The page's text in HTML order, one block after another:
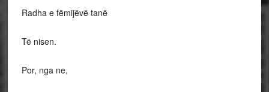
Radha e fëmijëvë tanë
Të nisen.
Por, nga ne,